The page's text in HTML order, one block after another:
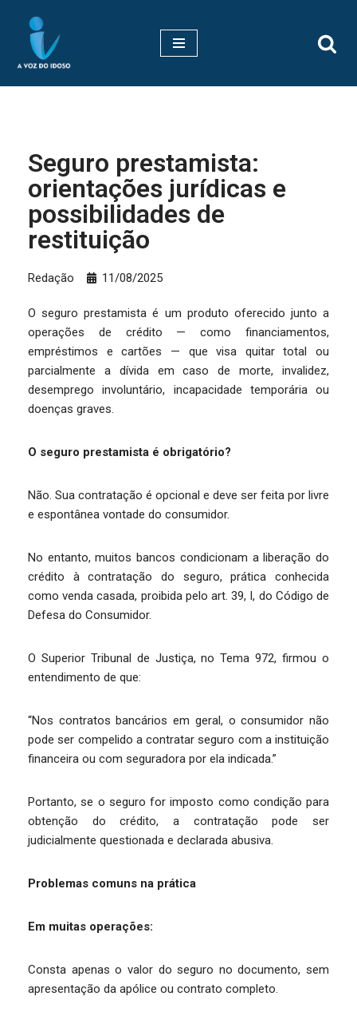
Pular
para
Seguro prestamista:
orientações jurídicas e
possibilidades de
restituição
Redação 11/08/2025
O seguro prestamista é um produto oferecido junto a
operações de crédito — como financiamentos,
empréstimos e cartões — que visa quitar total ou
parcialmente a dívida em caso de morte, invalidez,
desemprego involuntário, incapacidade temporária ou
doenças graves.
O seguro prestamista é obrigatório?
Não. Sua contratação é opcional e deve ser feita por livre
e espontânea vontade do consumidor.
No entanto, muitos bancos condicionam a liberação do
crédito à contratação do seguro, prática conhecida
como venda casada, proibida pelo art. 39, I, do Código de
Defesa do Consumidor.
O Superior Tribunal de Justiça, no Tema 972, firmou o
entendimento de que:
“Nos contratos bancários em geral, o consumidor não
pode ser compelido a contratar seguro com a instituição
financeira ou com seguradora por ela indicada.”
Portanto, se o seguro for imposto como condição para
obtenção do crédito, a contratação pode ser
judicialmente questionada e declarada abusiva.
Problemas comuns na prática
Em muitas operações:
Consta apenas o valor do seguro no documento, sem
apresentação da apólice ou contrato completo.